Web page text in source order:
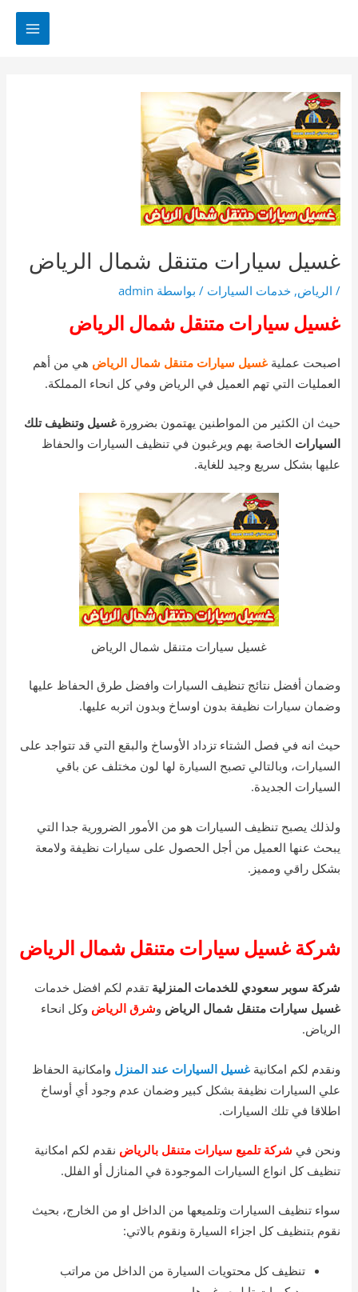
غسيل سيارات متنقل شمال الرياض
/ الرياض,خدمات السيارات / بواسطة admin
غسيل سيارات متنقل شمال الرياض
اصبحت عمليةغسيل سيارات متنقل شمال الرياض هي من أهم
العمليات التي تهم العميل في الرياض وفي كل انحاء المملكة.
حيث ان الكثير من المواطنين يهتمون بضرورةغسيل وتنظيف تلك
السيارات الخاصة بهم ويرغبون في تنظيف السيارات والحفاظ
عليها بشكل سريع وجيد للغاية.
غسيل سيارات متنقل شمال الرياض
وضمان أفضل نتائج تنظيف السيارات وافضل طرق الحفاظ عليها
وضمان سيارات نظيفة بدون اوساخ وبدون اتربه عليها.
حيث انه في فصل الشتاء تزداد الأوساخ والبقع التي قد تتواجد على
السيارات، وبالتالي تصبح السيارة لها لون مختلف عن باقي
السيارات الجديدة.
ولذلك يصبح تنظيف السيارات هو من الأمور الضرورية جدا التي
يبحث عنها العميل من أجل الحصول على سيارات نظيفة ولامعة
بشكل راقي ومميز.
شركة غسيل سيارات متنقل شمال الرياض
شركة سوبر سعودي للخدمات المنزلية تقدم لكم افضل خدمات
غسيل سيارات متنقل شمال الرياض وشرق الرياض وكل انحاء
الرياض.
ونقدم لكم امكانيةغسيل السيارات عند المنزل وامكانية الحفاظ
علي السيارات نظيفة بشكل كبير وضمان عدم وجود أي أوساخ
اطلاقا في تلك السيارات.
ونحن في شركة تلميع سيارات متنقل بالرياض نقدم لكم امكانية
تنظيف كل انواع السيارات الموجودة في المنازل أو الفلل.
سواء تنظيف السيارات وتلميعها من الداخل او من الخارج، بحيث
نقوم بتنظيف كل اجزاء السيارة ونقوم بالاتي:
تنظيف كل محتويات السيارة من الداخل من مراتب